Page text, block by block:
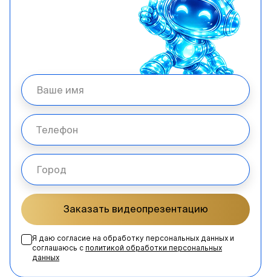
Заказать видеопрезентацию
Я даю согласие на обработку персональных данных и
соглашаюсь с политикой обработки персональных
данных